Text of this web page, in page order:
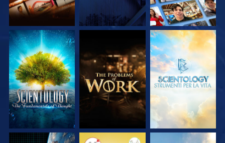
ESPLORA LE
SERIE
ESPLORA LE
SERIE
ESPLORA LE
SERIE